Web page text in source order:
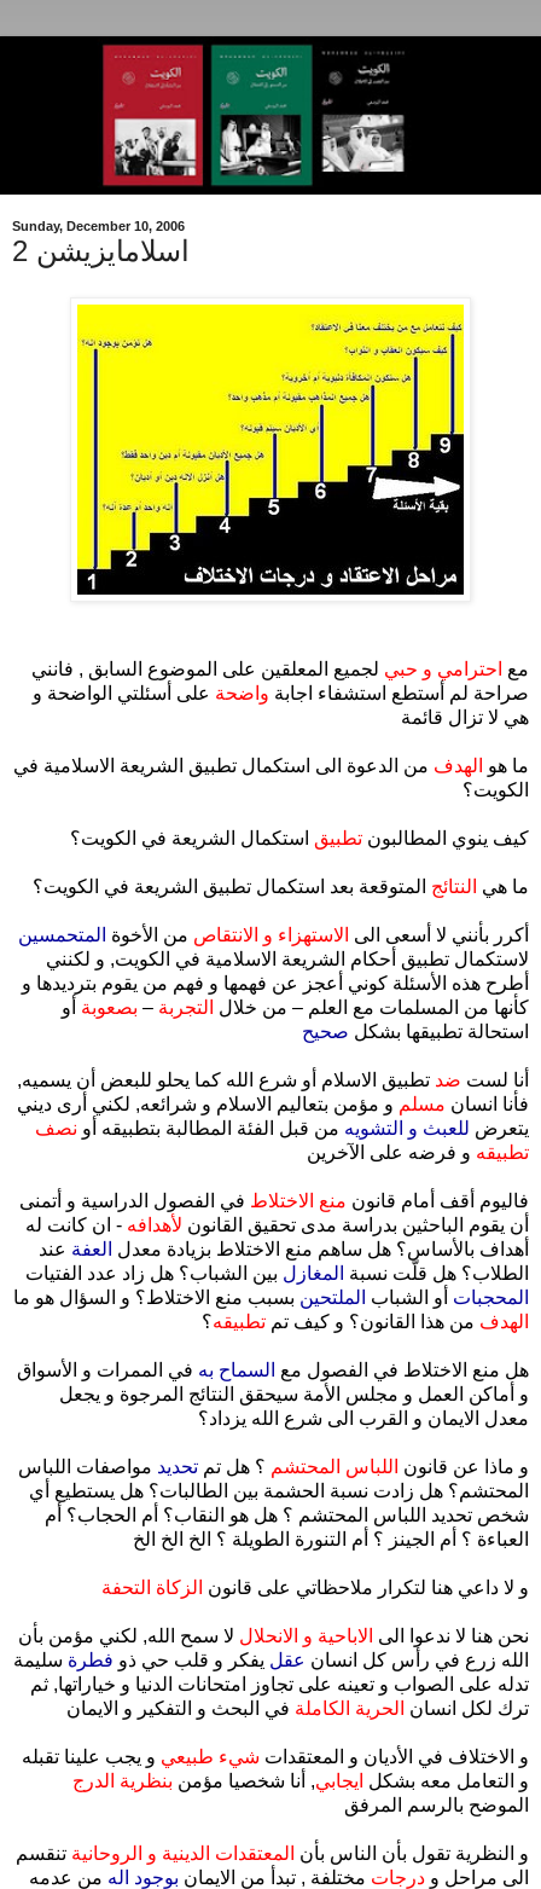
Sunday, December 10, 2006
اسلامايزيشن 2
مع احترامي و حبي لجميع المعلقين على الموضوع السابق , فانني
صراحة لم أستطع استشفاء اجابة واضحة على أسئلتي الواضحة و
هي لا تزال قائمة
ما هو الهدف من الدعوة الى استكمال تطبيق الشريعة الاسلامية في
الكويت؟
كيف ينوي المطالبون تطبيق استكمال الشريعة في الكويت؟
ما هي النتائج المتوقعة بعد استكمال تطبيق الشريعة في الكويت؟
أكرر بأنني لا أسعى الى الاستهزاء و الانتقاص من الأخوة المتحمسين
لاستكمال تطبيق أحكام الشريعة الاسلامية في الكويت, و لكنني
أطرح هذه الأسئلة كوني أعجز عن فهمها و فهم من يقوم بترديدها و
كأنها من المسلمات مع العلم – من خلال التجربة – بصعوبة أو
استحالة تطبيقها بشكل صحيح
أنا لست ضد تطبيق الاسلام أو شرع الله كما يحلو للبعض أن يسميه,
فأنا انسان مسلم و مؤمن بتعاليم الاسلام و شرائعه, لكني أرى ديني
يتعرض للعبث و التشويه من قبل الفئة المطالبة بتطبيقه أو نصف
تطبيقه و فرضه على الآخرين
فاليوم أقف أمام قانون منع الاختلاط في الفصول الدراسية و أتمنى
أن يقوم الباحثين بدراسة مدى تحقيق القانون لأهدافه - ان كانت له
أهداف بالأساس؟ هل ساهم منع الاختلاط بزيادة معدل العفة عند
الطلاب؟ هل قلّت نسبة المغازل بين الشباب؟ هل زاد عدد الفتيات
المحجبات أو الشباب الملتحين بسبب منع الاختلاط؟ و السؤال هو ما
الهدف من هذا القانون؟ و كيف تم تطبيقه؟
هل منع الاختلاط في الفصول مع السماح به في الممرات و الأسواق
و أماكن العمل و مجلس الأمة سيحقق النتائج المرجوة و يجعل
معدل الايمان و القرب الى شرع الله يزداد؟
و ماذا عن قانون اللباس المحتشم ؟ هل تم تحديد مواصفات اللباس
المحتشم؟ هل زادت نسبة الحشمة بين الطالبات؟ هل يستطيع أي
شخص تحديد اللباس المحتشم ؟ هل هو النقاب؟ أم الحجاب؟ أم
العباءة ؟ أم الجينز ؟ أم التنورة الطويلة ؟ الخ الخ الخ
و لا داعي هنا لتكرار ملاحظاتي على قانون الزكاة التحفة
نحن هنا لا ندعوا الى الاباحية و الانحلال لا سمح الله, لكني مؤمن بأن
الله زرع في رأس كل انسان عقل يفكر و قلب حي ذو فطرة سليمة
تدله على الصواب و تعينه على تجاوز امتحانات الدنيا و خياراتها, ثم
ترك لكل انسان الحرية الكاملة في البحث و التفكير و الايمان
و الاختلاف في الأديان و المعتقدات شيء طبيعي و يجب علينا تقبله
و التعامل معه بشكل ايجابي, أنا شخصيا مؤمن بنظرية الدرج
الموضح بالرسم المرفق
و النظرية تقول بأن الناس بأن المعتقدات الدينية و الروحانية تنقسم
الى مراحل و درجات مختلفة , تبدأ من الايمان بوجود اله من عدمه